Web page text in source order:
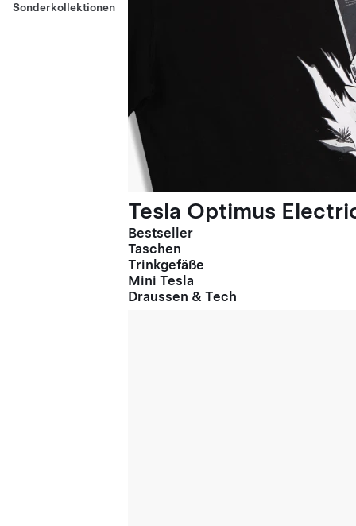
Sonderkollektionen
Tesla Optimus
Bestseller
Taschen
Trinkgefäße
Mini Tesla
Draussen & Tech